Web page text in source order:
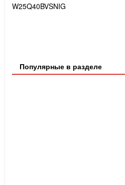
W25Q40BVSNIG
Популярные в разделе